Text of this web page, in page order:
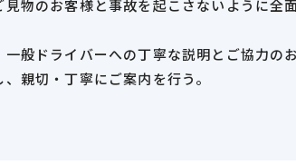
物のお客様と事故を起こさないように全
般ドライバーへの丁寧な説明とご協力のお
親切・丁寧にご案内を行う。